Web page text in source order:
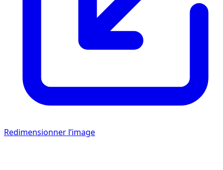
Redimensionner l’image